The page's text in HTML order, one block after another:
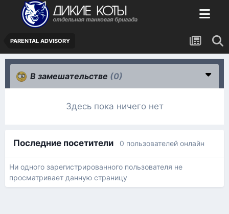
PARENTAL ADVISORY
В замешательстве (0)
Здесь пока ничего нет
Последние посетители 0 пользователей онлайн
Ни одного зарегистрированного пользователя не
просматривает данную страницу